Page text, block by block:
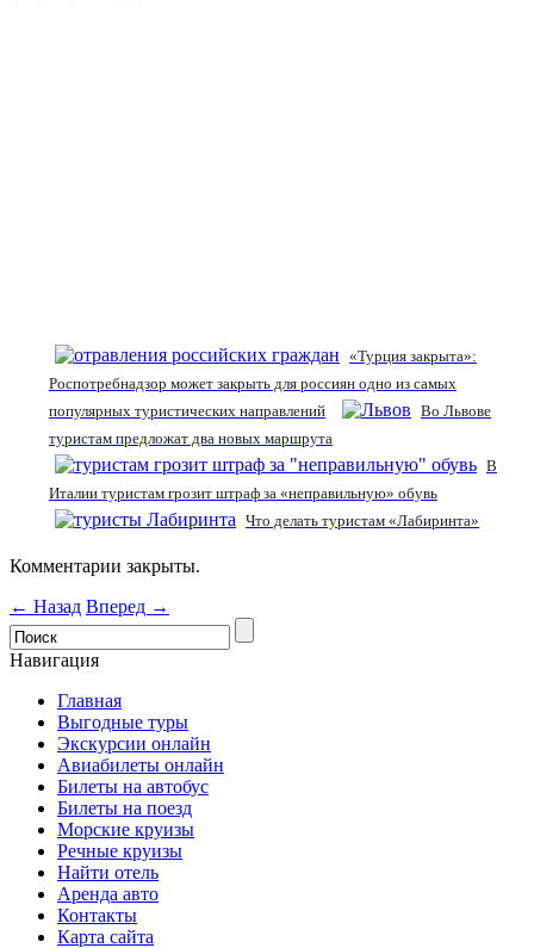
«Турция закрыта»:
Роспотребнадзор может закрыть для россиян одно из самых
популярных туристических направлений
Во Львове
туристам предложат два новых маршрута
В
Италии туристам грозит штраф за «неправильную» обувь
Что делать туристам «Лабиринта»
Комментарии закрыты.
← Назад Вперед →
Навигация
Главная
Выгодные туры
Экскурсии онлайн
Авиабилеты онлайн
Билеты на автобус
Билеты на поезд
Морские круизы
Речные круизы
Найти отель
Аренда авто
Контакты
Карта сайта